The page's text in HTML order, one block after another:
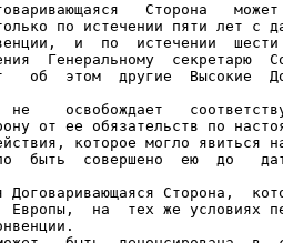
Сторона
по истечении пяти лет
и  по  истечении
Генеральному  секретарю
об  этом  другие  Высокие
не    освобождает
от ее обязательств по
которое могло явиться
быть  совершено  ею  до
Договаривающаяся Сторона,
Европы,  на  тех же условиях